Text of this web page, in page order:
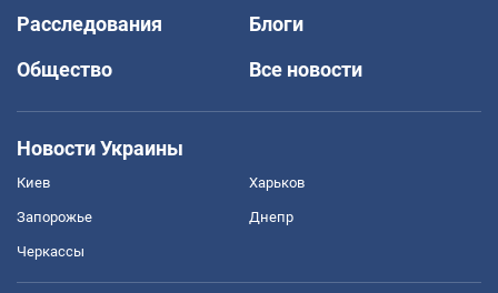
Расследования
Блоги
Общество
Все новости
Новости Украины
Киев Харьков
Запорожье Днепр
Черкассы